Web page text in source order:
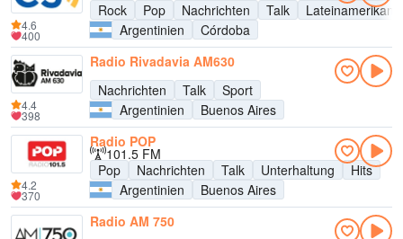
Rock
Pop Nachrichten Talk
Argentinien
Córdoba
4.6
400
Radio Rivadavia AM630
Nachrichten
Talk
Sport
Argentinien
Buenos Aires
4.4
398
Radio POP
101.5 FM
Pop
Nachrichten Talk Unterhaltung
Hits
Argentinien
Buenos Aires
4.2
370
Radio AM 750